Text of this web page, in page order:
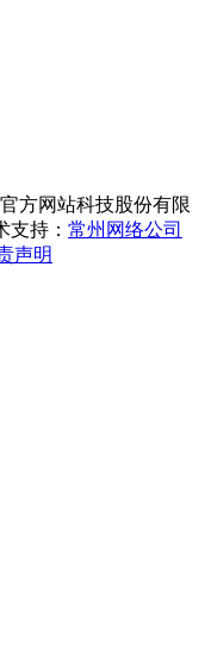
方网站科技股份有限
支持： 常州网络公司
声明